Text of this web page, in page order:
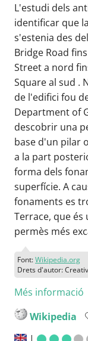
L'estudi dels
identificar que
s'estenia des
Bridge Road
Street a nord
Square al sud .
de l'edifici fou
Department of
descobrir una
base d'un pilar
a la part
forma dels
superfície. A
fonaments es
Terrace, que
permès més
Font:Wikipedia.org
Drets d'autor:
Més informació
Wikipedia